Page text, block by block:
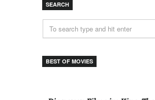
SEARCH
BEST OF MOVIES